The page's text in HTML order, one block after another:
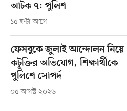
আটক ৭: পুলিশ
১৫ ঘণ্টা আগে
ফেসবুকে জুলাই আন্দোলন নিয়ে
কটূক্তির অভিযোগ, শিক্ষার্থীকে
পুলিশে সোপর্দ
০৫ আগস্ট ২০২৬